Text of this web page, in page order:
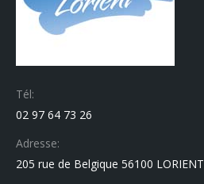
Tél:
02 97 64 73 26
Adresse:
205 rue de Belgique 56100 LORIENT